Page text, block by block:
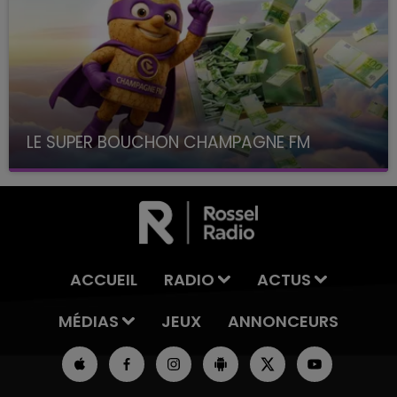
LE SUPER BOUCHON CHAMPAGNE FM
avec La Famille Champagne FM, à 8H10
ACCUEIL RADIO
ACTUS
MÉDIAS
JEUX ANNONCEURS